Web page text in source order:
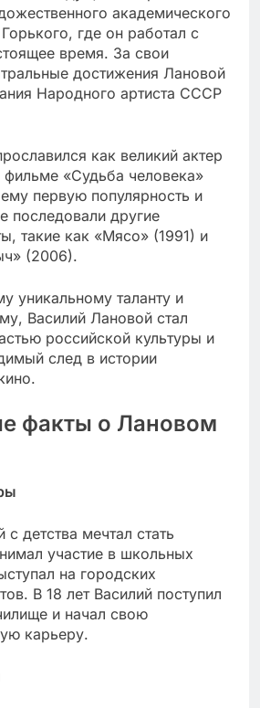
академического
где он работал с
время. За свои
достижения Лановой
Народного артиста СССР
как великий актер
фильме «Судьба человека»
первую популярность и
последовали другие
такие как «Мясо» (1991) и
(2006).
уникальному таланту и
Василий Лановой стал
российской культуры и
след в истории
факты о Лановом
детства мечтал стать
участие в школьных
на городских
В 18 лет Василий поступил
и начал свою
карьеру.